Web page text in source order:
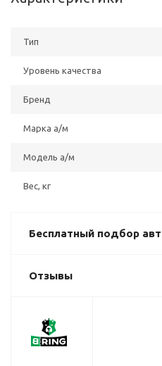
Тип
Уровень качества
Бренд
Марка а/м
Модель а/м
Вес, кг
Бесплатный подбор
Отзывы